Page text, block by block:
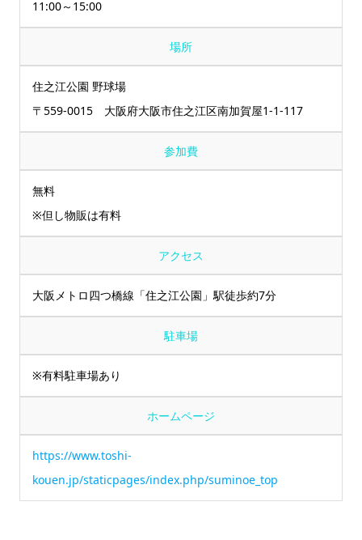
11:00～15:00
場所
住之江公園 野球場
〒559-0015 大阪府大阪市住之江区南加賀屋1-1-117
参加費
無料
※但し物販は有料
アクセス
大阪メトロ四つ橋線「住之江公園」駅徒歩約7分
駐車場
※有料駐車場あり
ホームページ
https://www.toshi-
kouen.jp/staticpages/index.php/suminoe_top